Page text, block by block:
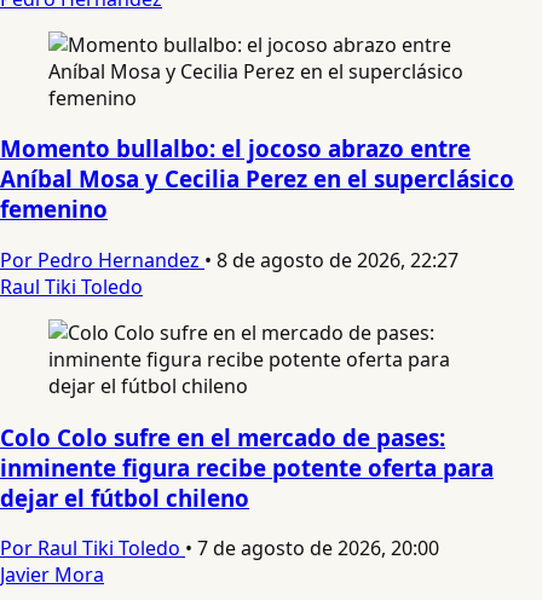
Momento bullalbo: el jocoso abrazo entre
Aníbal Mosa y Cecilia Perez en el superclásico
femenino
Por Pedro Hernandez • 8 de agosto de 2026, 22:27
Raul Tiki Toledo
Colo Colo sufre en el mercado de pases:
inminente figura recibe potente oferta para
dejar el fútbol chileno
Por Raul Tiki Toledo • 7 de agosto de 2026, 20:00
Javier Mora